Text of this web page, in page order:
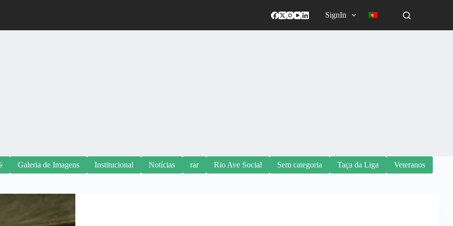
SignIn
Galeria de Imagens Institucional Notícias rar Rio Ave Social Sem categoria Taça da Liga Veteranos